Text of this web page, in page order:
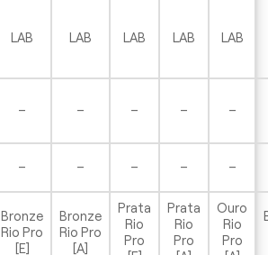
LAB LAB LAB LAB LAB
– – – – –
– – – – –
Bronze
Rio Pro
[E]
Bronze
Rio Pro
[A]
Prata
Rio
Pro
Prata
Rio
Pro
Ouro
Rio
Pro